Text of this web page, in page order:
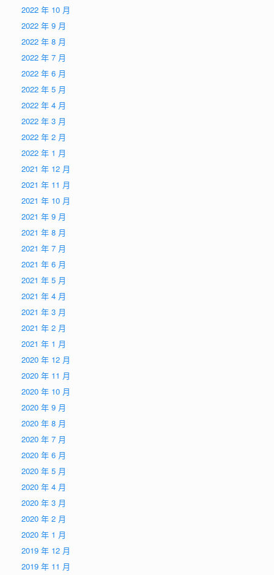
2022 年 10 月
2022 年 9 月
2022 年 8 月
2022 年 7 月
2022 年 6 月
2022 年 5 月
2022 年 4 月
2022 年 3 月
2022 年 2 月
2022 年 1 月
2021 年 12 月
2021 年 11 月
2021 年 10 月
2021 年 9 月
2021 年 8 月
2021 年 7 月
2021 年 6 月
2021 年 5 月
2021 年 4 月
2021 年 3 月
2021 年 2 月
2021 年 1 月
2020 年 12 月
2020 年 11 月
2020 年 10 月
2020 年 9 月
2020 年 8 月
2020 年 7 月
2020 年 6 月
2020 年 5 月
2020 年 4 月
2020 年 3 月
2020 年 2 月
2020 年 1 月
2019 年 12 月
2019 年 11 月